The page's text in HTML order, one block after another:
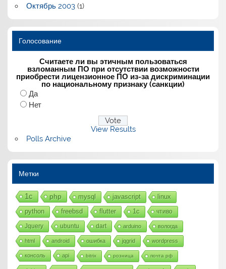
Октябрь 2003(1)
Голосование
Считаете ли вы этичным пользоваться
взломанным ПО при отсутствии возможности
приобрести лицензионное ПО из-за дискриминации
по национальному признаку (санкции)
Да
Нет
View Results
Polls Archive
Метки
1с php mysql javascript linux
python freebsd flutter 1c чтиво
Jquery ubuntu dart arduino вологда
html android ошибка jqgrid wordpress
консоль api bitrix розница почта рф